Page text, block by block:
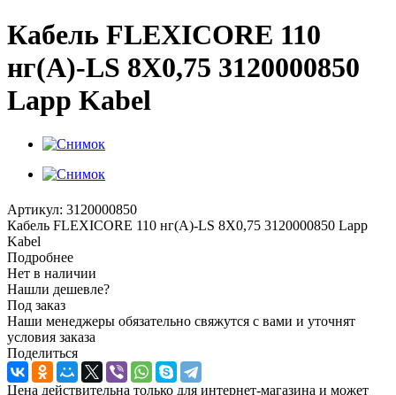
Кабель FLEXICORE 110
нг(А)-LS 8X0,75 3120000850
Lapp Kabel
Артикул: 3120000850
Кабель FLEXICORE 110 нг(А)-LS 8X0,75 3120000850 Lapp
Kabel
Подробнее
Нет в наличии
Нашли дешевле?
Под заказ
Наши менеджеры обязательно свяжутся с вами и уточнят
условия заказа
Поделиться
Цена действительна только для интернет-магазина и может